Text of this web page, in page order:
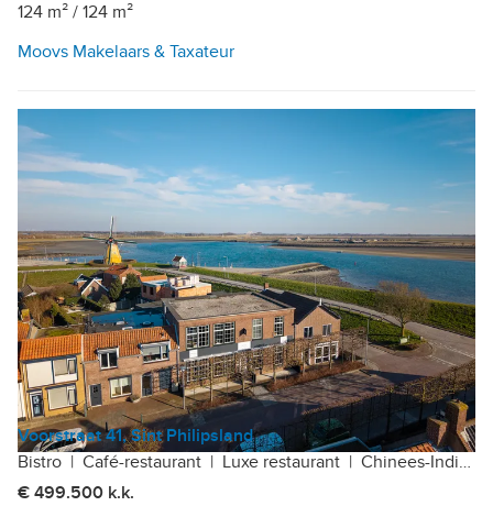
124 m² / 124 m²
Moovs Makelaars & Taxateur
Voorstraat 41, Sint Philipsland
Bistro | Café-restaurant | Luxe restaurant | Chinees-Indisch restaurant
€ 499.500 k.k.